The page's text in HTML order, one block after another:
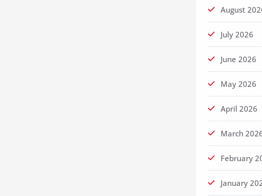
August
July 2026
June 2026
May 2026
April 2026
March
February
January